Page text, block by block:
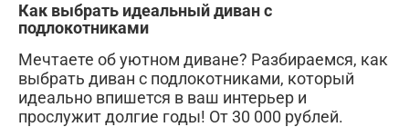
Как выбрать идеальный диван с
подлокотниками
Мечтаете об уютном диване? Разбираемся, как
выбрать диван с подлокотниками, который
идеально впишется в ваш интерьер и
прослужит долгие годы! От 30 000 рублей.